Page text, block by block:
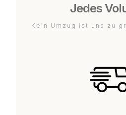
Jedes
Kein Umzug ist uns zu